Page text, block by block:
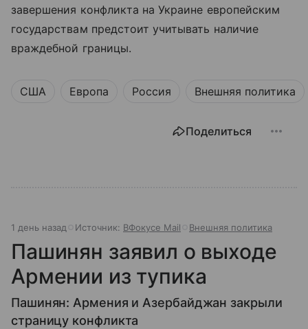
завершения конфликта на Украине европейским
государствам предстоит учитывать наличие
враждебной границы.
США Европа Россия Внешняя политика
Поделиться
1 день назад Источник: ВФокусе Mail Внешняя политика
Пашинян заявил о выходе
Армении из тупика
Пашинян: Армения и Азербайджан закрыли
страницу конфликта